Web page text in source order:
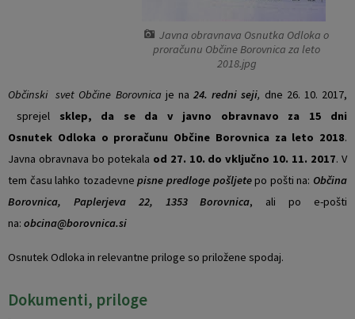
Javna obravnava Osnutka Odloka o
proračunu Občine Borovnica za leto
2018.jpg
Občinski svet Občine Borovnica je na 24. redni seji, dne 26. 10. 2017,
sprejel sklep, da se da v javno obravnavo za 15 dni
Osnutek Odloka o proračunu Občine Borovnica za leto 2018.
Javna obravnava bo potekala od 27. 10. do vključno 10. 11. 2017. V
tem času lahko tozadevnepisne predloge pošljetepo pošti na: Občina
Borovnica, Paplerjeva 22, 1353 Borovnica, ali po e-pošti
na: obcina@borovnica.si
Osnutek Odloka in relevantne priloge so priložene spodaj.
Dokumenti, priloge
Organigram
Varstvo osebnih podatkov
Temeljni akti občine
Strateški dokumenti
Katalog informacij javnega značaja
Notranja prijava po Zakonu o zaščiti prijaviteljev
Občinski časopis
Proračun občine
Lokalne volitve